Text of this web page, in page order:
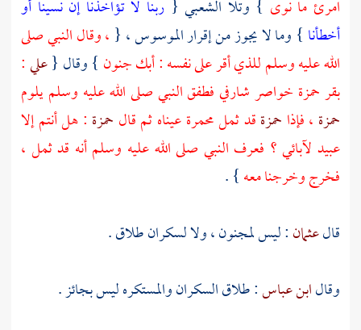
امرئ ما نوى } وتلا الشعبي {ربنا لا تؤاخذنا إن نسينا أو
أخطأنا } وما لا يجوز من إقرار الموسوس ، { ، وقال النبي صلى
الله عليه وسلم للذي أقر على نفسه : أبك جنون } وقال {علي:
بقر حمزة خواصر شارفي فطفق النبي صلى الله عليه وسلم يلوم
حمزة ، فإذا حمزةقد ثمل محمرة عيناه ثم قال حمزة : هل أنتم إلا
عبيد لآبائي ؟ فعرف النبي صلى الله عليه وسلم أنه قد ثمل ،
فخرج وخرجنا معه} .
قالعثمان: ليس لمجنون ، ولا لسكران طلاق .
وقالابن عباس: طلاق السكران والمستكره ليس بجائز .